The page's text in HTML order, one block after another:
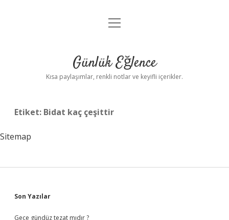
Anasayfa
Yasal Uyarı
menüyü
Günlük Eğlence
Kısa paylaşımlar, renkli notlar ve keyifli içerikler.
Etiket: Bidat kaç çeşittir
Sitemap
Sidebar
Son Yazılar
Gece gündüz tezat mıdır ?